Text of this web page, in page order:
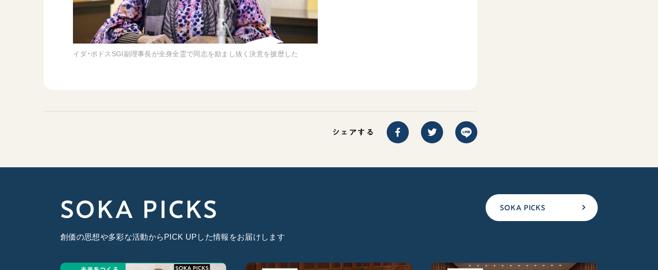
イダ・ボドスSGI副理事長が全身全霊で同志を励まし抜く決意を披歴した
シェアする
SOKA PICKS
創価の思想や多彩な活動からPICK UPした情報をお届けします
SOKA PICKS